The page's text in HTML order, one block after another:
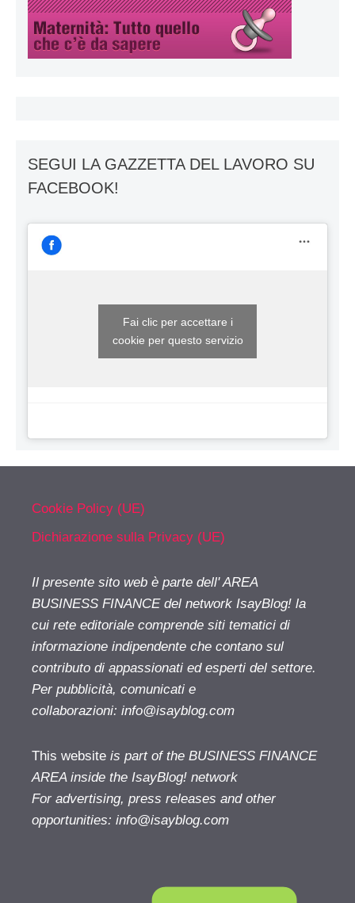
SEGUI LA GAZZETTA DEL LAVORO SU
FACEBOOK!
Fai clic per accettare i
cookie per questo servizio
Cookie Policy (UE)
Dichiarazione sulla Privacy (UE)
Il presente sito web è parte dell' AREA
BUSINESS FINANCE del network IsayBlog! la
cui rete editoriale comprende siti tematici di
informazione indipendente che contano sul
contributo di appassionati ed esperti del settore.
Per pubblicità, comunicati e
collaborazioni: info@isayblog.com
This website is part of the BUSINESS FINANCE
AREA inside the IsayBlog! network
For advertising, press releases and other
opportunities: info@isayblog.com